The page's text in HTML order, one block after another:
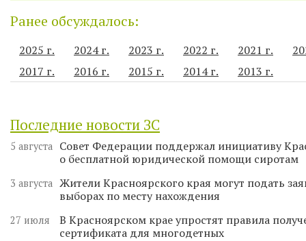
Ранее обсуждалось:
2025 г. 2024 г. 2023 г. 2022 г. 2021 г.
2017 г.
2016 г. 2015 г. 2014 г. 2013 г.
Последние новости ЗС
5 августа
Совет Федерации поддержал инициативу
о бесплатной юридической помощи сиротам
3 августа Жители Красноярского края могут подать
выборах по месту нахождения
27 июля
В Красноярском крае упростят правила
сертификата для многодетных